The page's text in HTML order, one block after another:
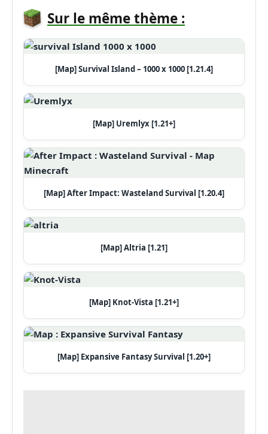
Sur le même thème :
[Map] Survival Island – 1000 x 1000 [1.21.4]
[Map] Uremlyx [1.21+]
[Map] After Impact: Wasteland Survival [1.20.4]
[Map] Altria [1.21]
[Map] Knot-Vista [1.21+]
[Map] Expansive Fantasy Survival [1.20+]